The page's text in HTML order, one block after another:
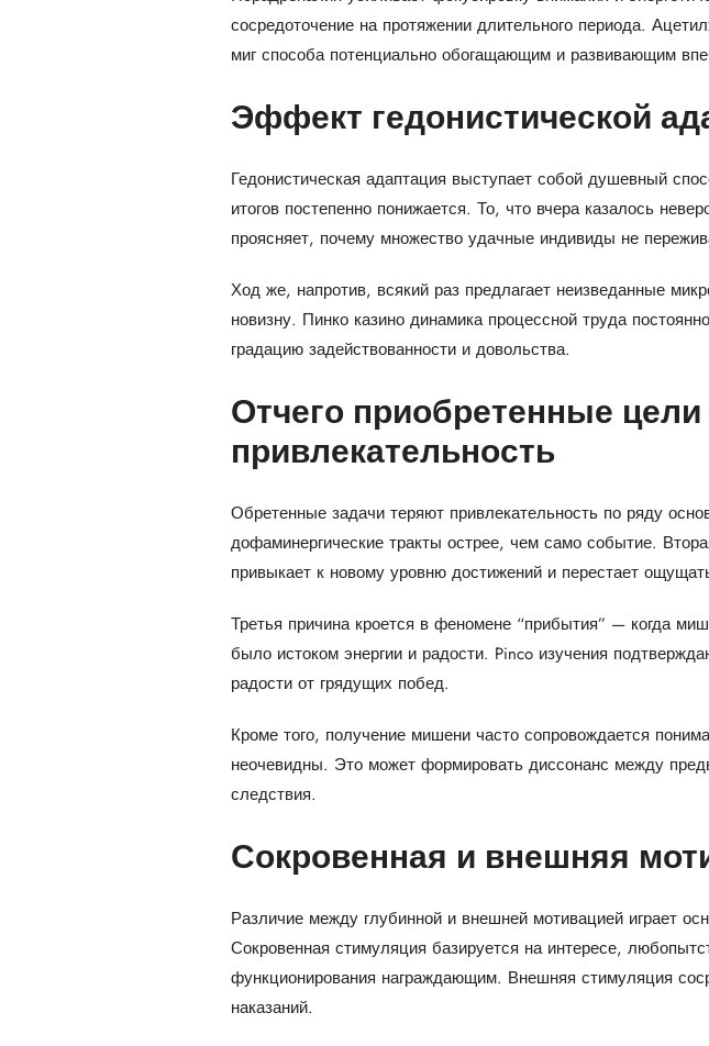
сосредоточение на протяжении длительного периода.
миг способа потенциально обогащающим и развивающим
Эффект гедонистической
Гедонистическая адаптация выступает собой душевный
итогов постепенно понижается. То, что вчера казалось
проясняет, почему множество удачные индивиды не
Ход же, напротив, всякий раз предлагает неизведанные
новизну. Пинко казино динамика процессной труда
градацию задействованности и довольства.
Отчего приобретенные
привлекательность
Обретенные задачи теряют привлекательность по ряду
дофаминергические тракты острее, чем само событие.
привыкает к новому уровню достижений и перестает
Третья причина кроется в феномене “прибытия” — когда
было истоком энергии и радости. Pinco изучения
радости от грядущих побед.
Кроме того, получение мишени часто сопровождается
неочевидны. Это может формировать диссонанс между
следствия.
Сокровенная и внешняя
Различие между глубинной и внешней мотивацией играет
Сокровенная стимуляция базируется на интересе,
функционирования награждающим. Внешняя стимуляция
наказаний.